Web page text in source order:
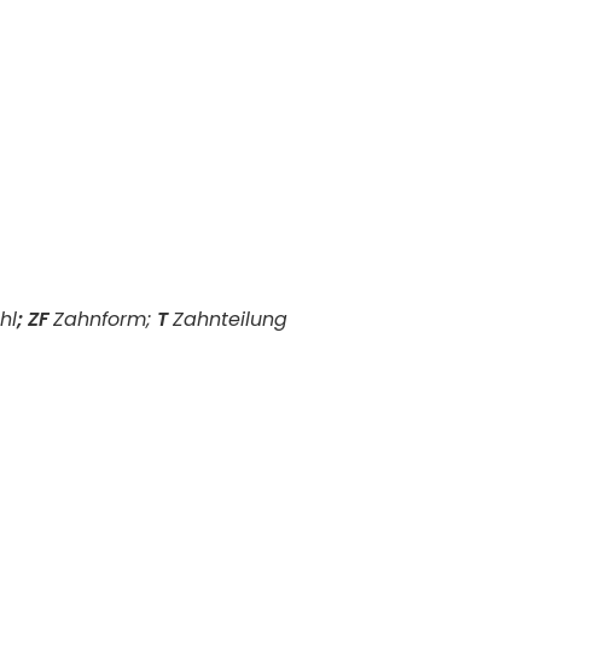
;ZFZahnform; TZahnteilung